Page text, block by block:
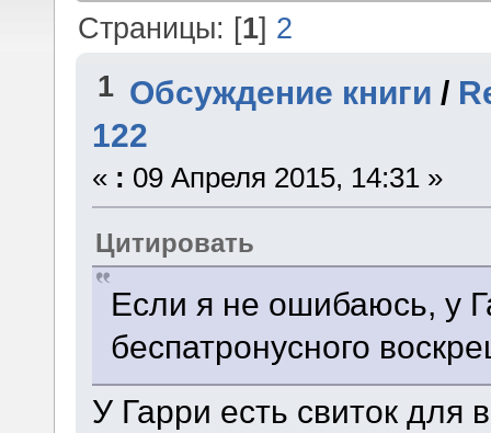
Страницы: [1] 2
1 Обсуждение книги /
122
« : 09 Апреля 2015, 14:31 »
Цитировать
Если я не ошибаюсь, у
беспатронусного
У Гарри есть свиток для